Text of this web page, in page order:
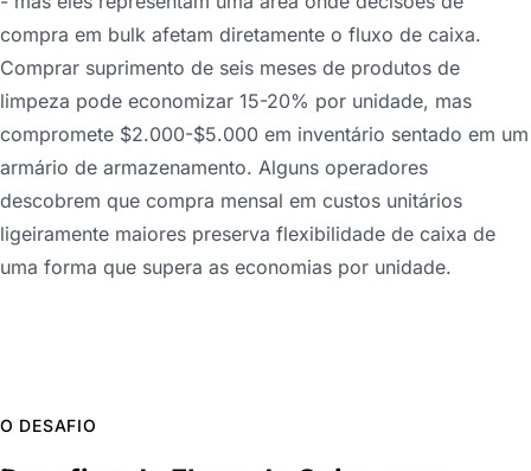
compra em bulk afetam diretamente o fluxo de caixa.
Comprar suprimento de seis meses de produtos de
limpeza pode economizar 15-20% por unidade, mas
compromete $2.000-$5.000 em inventário sentado em um
armário de armazenamento. Alguns operadores
descobrem que compra mensal em custos unitários
ligeiramente maiores preserva flexibilidade de caixa de
uma forma que supera as economias por unidade.
O DESAFIO